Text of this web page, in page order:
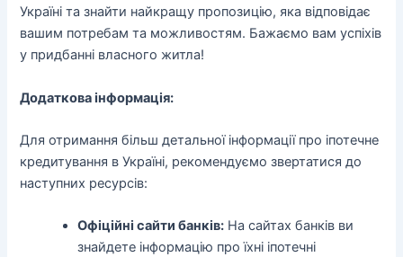
Україні та знайти найкращу пропозицію, яка відповідає
вашим потребам та можливостям. Бажаємо вам успіхів
у придбанні власного житла!
Додаткова інформація:
Для отримання більш детальної інформації про іпотечне
кредитування в Україні, рекомендуємо звертатися до
наступних ресурсів:
Офіційні сайти банків: На сайтах банків ви
знайдете інформацію про їхні іпотечні